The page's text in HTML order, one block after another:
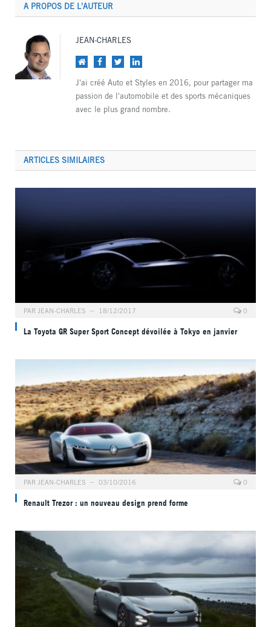
A PROPOS DE L'AUTEUR
JEAN-CHARLES
Site Facebook
TwitterLinkedIn
J'ai créé Auto et Styles en 2016, pour partager ma
passion de l'automobile et des sports mécaniques
avec le plus grand nombre.
ARTICLES SIMILAIRES
PAR JEAN-CHARLES 18/12/2017 0
La Toyota GR Super Sport Concept dévoilée à Tokyo en janvier
PAR JEAN-CHARLES 03/10/2016 0
Renault Trezor : un nouveau design prend forme